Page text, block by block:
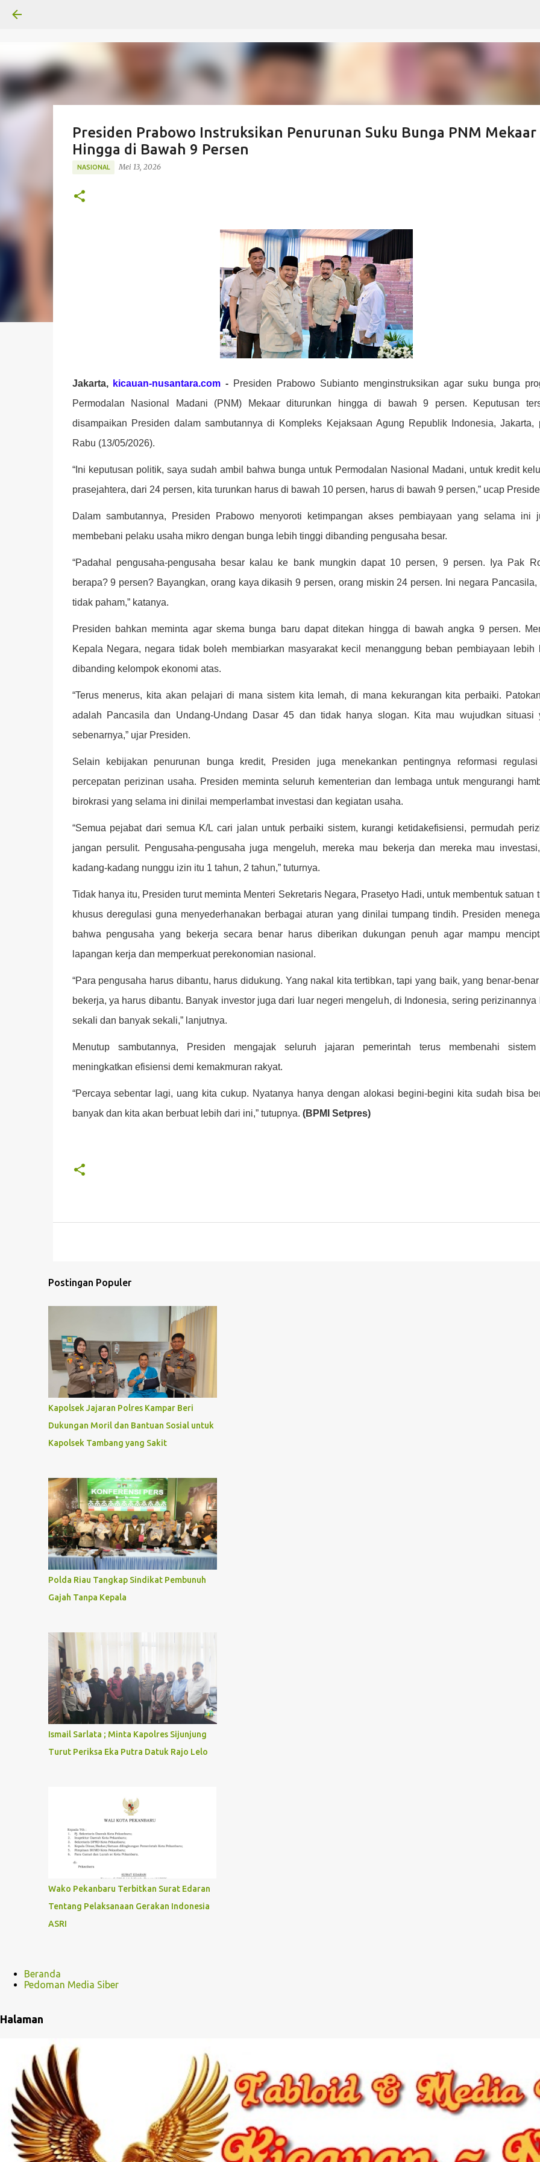
Presiden Prabowo Instruksikan Penurunan Suku Bunga PNM Mekaar
Hingga di Bawah 9 Persen
NASIONAL Mei 13, 2026
Jakarta, kicauan-nusantara.com - Presiden Prabowo Subianto menginstruksikan agar suku bunga
Permodalan Nasional Madani (PNM) Mekaar diturunkan hingga di bawah 9 persen. Keputusan
disampaikan Presiden dalam sambutannya di Kompleks Kejaksaan Agung Republik Indonesia, Jakarta,
Rabu (13/05/2026).
“Ini keputusan politik, saya sudah ambil bahwa bunga untuk Permodalan Nasional Madani, untuk kredit
prasejahtera, dari 24 persen, kita turunkan harus di bawah 10 persen, harus di bawah 9 persen,” ucap
Dalam sambutannya, Presiden Prabowo menyoroti ketimpangan akses pembiayaan yang selama ini
membebani pelaku usaha mikro dengan bunga lebih tinggi dibanding pengusaha besar.
“Padahal pengusaha-pengusaha besar kalau ke bank mungkin dapat 10 persen, 9 persen. Iya Pak
berapa? 9 persen? Bayangkan, orang kaya dikasih 9 persen, orang miskin 24 persen. Ini negara Pancasila,
tidak paham,” katanya.
Presiden bahkan meminta agar skema bunga baru dapat ditekan hingga di bawah angka 9 persen.
Kepala Negara, negara tidak boleh membiarkan masyarakat kecil menanggung beban pembiayaan lebih
dibanding kelompok ekonomi atas.
“Terus menerus, kita akan pelajari di mana sistem kita lemah, di mana kekurangan kita perbaiki.
adalah Pancasila dan Undang-Undang Dasar 45 dan tidak hanya slogan. Kita mau wujudkan situasi
sebenarnya,” ujar Presiden.
Selain kebijakan penurunan bunga kredit, Presiden juga menekankan pentingnya reformasi
percepatan perizinan usaha. Presiden meminta seluruh kementerian dan lembaga untuk mengurangi
birokrasi yang selama ini dinilai memperlambat investasi dan kegiatan usaha.
“Semua pejabat dari semua K/L cari jalan untuk perbaiki sistem, kurangi ketidakefisiensi, permudah
jangan persulit. Pengusaha-pengusaha juga mengeluh, mereka mau bekerja dan mereka mau
kadang-kadang nunggu izin itu 1 tahun, 2 tahun,” tuturnya.
Tidak hanya itu, Presiden turut meminta Menteri Sekretaris Negara, Prasetyo Hadi, untuk membentuk satuan
khusus deregulasi guna menyederhanakan berbagai aturan yang dinilai tumpang tindih. Presiden
bahwa pengusaha yang bekerja secara benar harus diberikan dukungan penuh agar mampu
lapangan kerja dan memperkuat perekonomian nasional.
“Para pengusaha harus dibantu, harus didukung. Yang nakal kita tertibkan, tapi yang baik, yang benar-
bekerja, ya harus dibantu. Banyak investor juga dari luar negeri mengeluh, di Indonesia, sering perizinannya
sekali dan banyak sekali,” lanjutnya.
Menutup sambutannya, Presiden mengajak seluruh jajaran pemerintah terus membenahi
meningkatkan efisiensi demi kemakmuran rakyat.
“Percaya sebentar lagi, uang kita cukup. Nyatanya hanya dengan alokasi begini-begini kita sudah bisa
banyak dan kita akan berbuat lebih dari ini,” tutupnya. (BPMI Setpres)
Postingan Populer
Kapolsek Jajaran Polres Kampar Beri
Dukungan Moril dan Bantuan Sosial untuk
Kapolsek Tambang yang Sakit
Polda Riau Tangkap Sindikat Pembunuh
Gajah Tanpa Kepala
Ismail Sarlata ; Minta Kapolres Sijunjung
Turut Periksa Eka Putra Datuk Rajo Lelo
Wako Pekanbaru Terbitkan Surat Edaran
Tentang Pelaksanaan Gerakan Indonesia
ASRI
Beranda
Pedoman Media Siber
Halaman